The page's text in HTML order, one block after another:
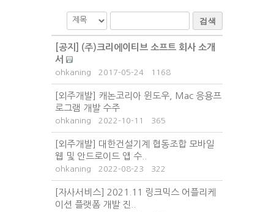
검색
[공지] (주)크리에이티브 소프트 회사 소개
서
ohkaning 2017-05-24 1168
[외주개발] 캐논코리아 윈도우, Mac 응용프
로그램 개발 수주
ohkaning 2022-10-11 365
[외주개발] 대한건설기계 협동조합 모바일
웹 및 안드로이드 앱 수..
ohkaning 2022-08-23 322
[자사서비스] 2021.11 링크믹스 어플리케
이션 플랫폼 개발 진..